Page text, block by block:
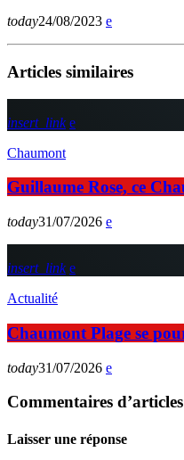
today24/08/2023
Articles similaires
insert_link
Chaumont
Guillaume Rose, ce
today31/07/2026
insert_link
Actualité
Chaumont Plage se
today31/07/2026
Commentaires
Laisser une réponse